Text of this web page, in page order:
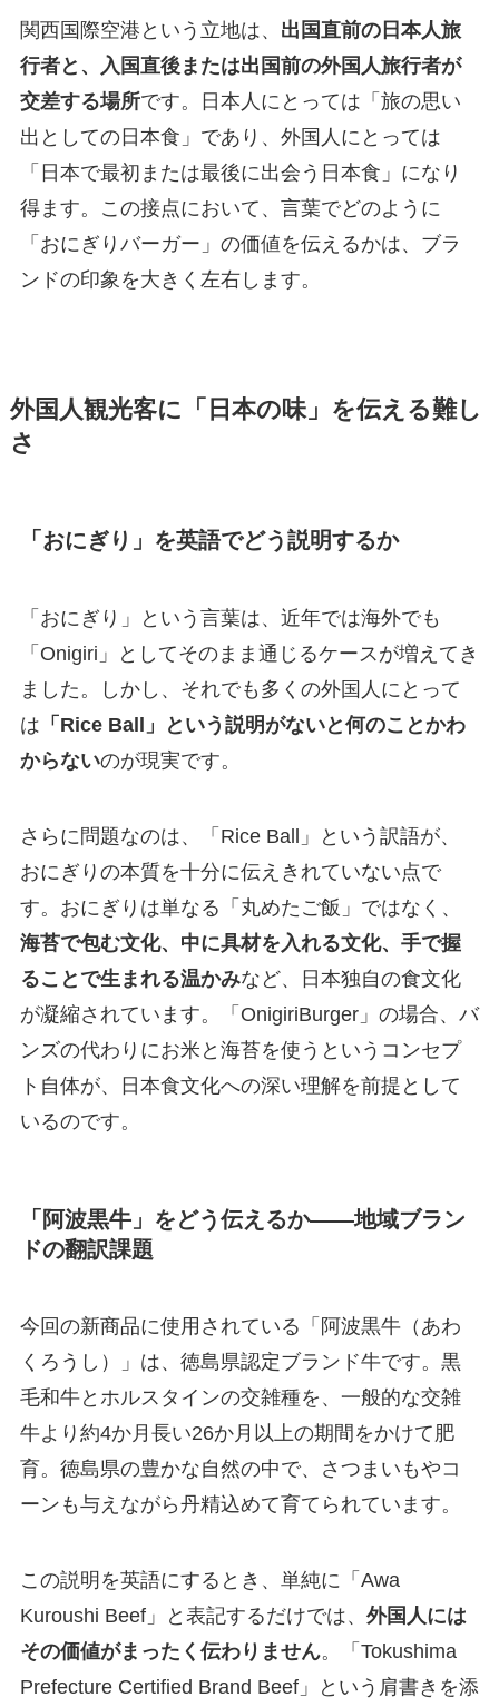
関西国際空港という立地は、 出国直前の日本人旅
行者と、入国直後または出国前の外国人旅行者が
交差する場所です。日本人にとっては「旅の思い
出としての日本食」であり、外国人にとっては
「日本で最初または最後に出会う日本食」になり
得ます。この接点において、言葉でどのように
「おにぎりバーガー」の価値を伝えるかは、ブラ
ンドの印象を大きく左右します。
外国人観光客に「日本の味」を伝える難し
さ
「おにぎり」を英語でどう説明するか
「おにぎり」という言葉は、近年では海外でも
「Onigiri」としてそのまま通じるケースが増えてき
ました。しかし、それでも多くの外国人にとって
は 「Rice Ball」という説明がないと何のことかわ
からないのが現実です。
さらに問題なのは、「Rice Ball」という訳語が、
おにぎりの本質を十分に伝えきれていない点で
す。おにぎりは単なる「丸めたご飯」ではなく、
海苔で包む文化、中に具材を入れる文化、手で握
ることで生まれる温かみなど、日本独自の食文化
が凝縮されています。「OnigiriBurger」の場合、バ
ンズの代わりにお米と海苔を使うというコンセプ
ト自体が、日本食文化への深い理解を前提として
いるのです。
「阿波黒牛」をどう伝えるか——地域ブラン
ドの翻訳課題
今回の新商品に使用されている「阿波黒牛（あわ
くろうし）」は、徳島県認定ブランド牛です。黒
毛和牛とホルスタインの交雑種を、一般的な交雑
牛より約4か月長い26か月以上の期間をかけて肥
育。徳島県の豊かな自然の中で、さつまいもやコ
ーンも与えながら丹精込めて育てられています。
この説明を英語にするとき、単純に「Awa
Kuroushi Beef」と表記するだけでは、 外国人には
その価値がまったく伝わりません。「Tokushima
Prefecture Certified Brand Beef」という肩書きを添